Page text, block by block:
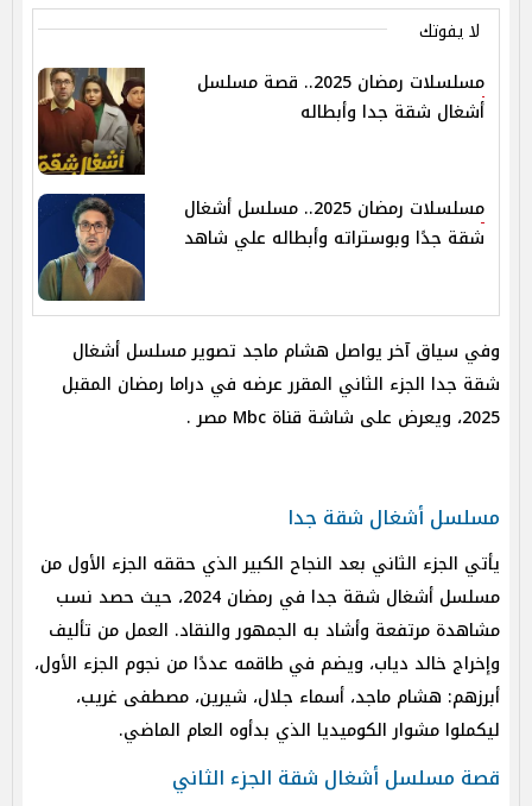
لا يفوتك
مسلسلات رمضان 2025.. قصة مسلسل
أشغال شقة جدا وأبطاله
مسلسلات رمضان 2025.. مسلسل أشغال
شقة جدًا وبوستراته وأبطاله علي شاهد
وفي سياق آخر يواصل هشام ماجد تصوير مسلسل أشغال
شقة جدا الجزء الثاني المقرر عرضه في دراما رمضان المقبل
2025، ويعرض على شاشة قناة Mbc مصر .
مسلسل أشغال شقة جدا
يأتي الجزء الثاني بعد النجاح الكبير الذي حققه الجزء الأول من
مسلسل أشغال شقة جدا في رمضان 2024، حيث حصد نسب
مشاهدة مرتفعة وأشاد به الجمهور والنقاد. العمل من تأليف
وإخراج خالد دياب، ويضم في طاقمه عددًا من نجوم الجزء الأول،
أبرزهم: هشام ماجد، أسماء جلال، شيرين، مصطفى غريب،
ليكملوا مشوار الكوميديا الذي بدأوه العام الماضي.
قصة مسلسل أشغال شقة الجزء الثاني